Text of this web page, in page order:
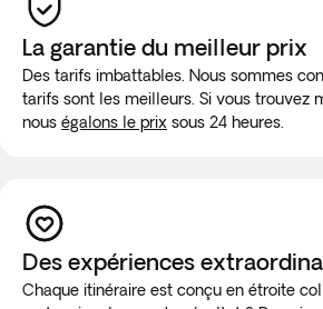
La garantie du meilleur prix
Des tarifs imbattables. Nous sommes
tarifs sont les meilleurs. Si vous trouvez
nous égalons le prix sous 24 heures.
Des expériences
Chaque itinéraire est conçu en étroite